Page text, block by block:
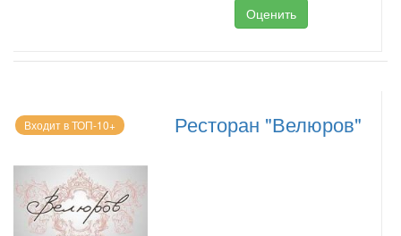
Оценить
Входит в ТОП-10+ Ресторан "Велюров"